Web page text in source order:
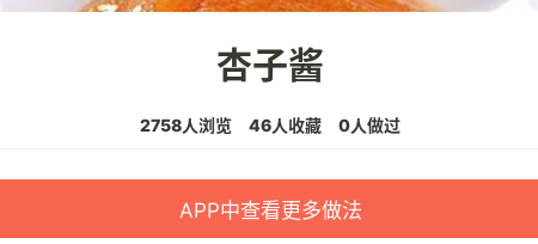
杏子酱
2758人浏览 46人收藏 0人做过
APP中查看更多做法